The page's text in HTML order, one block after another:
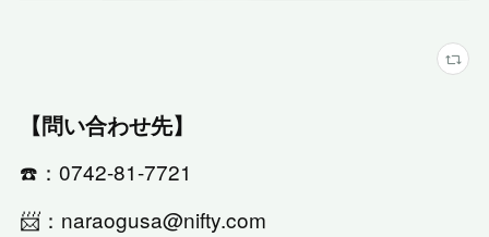
【問い合わせ先】
☎️：0742-81-7721
📨：naraogusa@nifty.com